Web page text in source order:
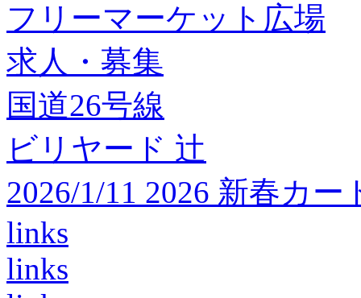
フリーマーケット広場
求人・募集
国道26号線
ビリヤード 辻
2026/1/11 2026 新春カ
links
links